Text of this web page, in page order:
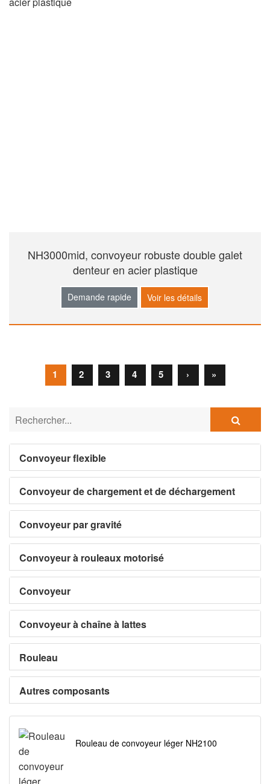
NH3000mid, convoyeur robuste double galet
denteur en acier plastique
Demande rapide Voir les détails
1 2 3 4 5 › »
Convoyeur flexible
Convoyeur de chargement et de déchargement
Convoyeur par gravité
Convoyeur à rouleaux motorisé
Convoyeur
Convoyeur à chaîne à lattes
Rouleau
Autres composants
Rouleau de convoyeur léger NH2100